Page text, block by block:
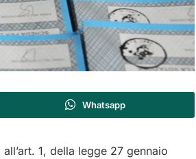
Whatsapp
1, della legge 27 gennaio